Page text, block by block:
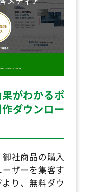
がわかるポ
ダウンロー
社商品の購入
ザーを集客す
り、無料ダウ